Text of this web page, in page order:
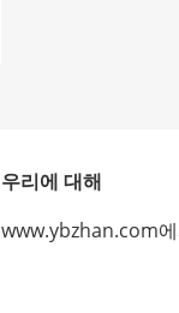
우리에 대해
www.ybzhan.com